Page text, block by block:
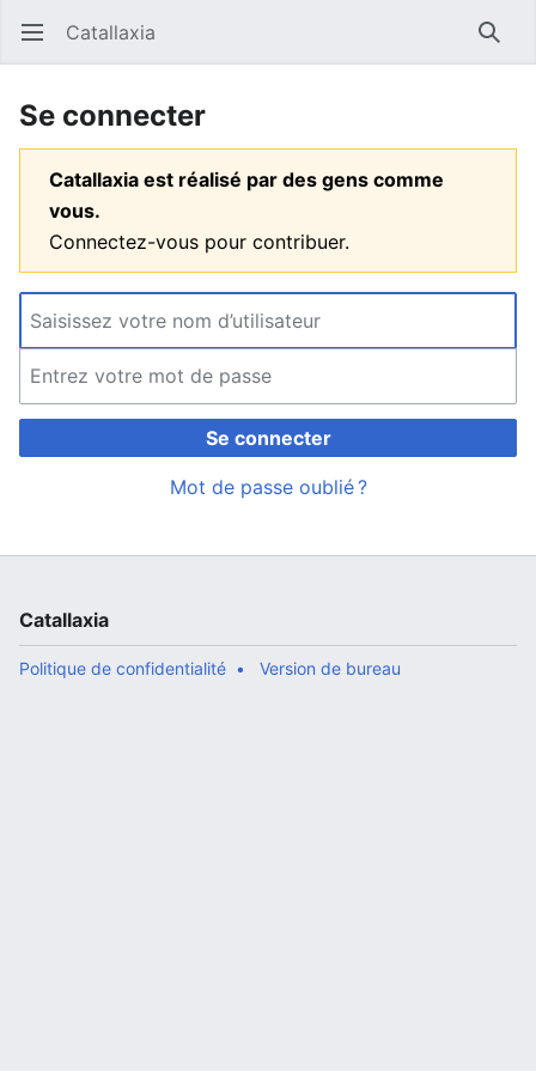
Ouvrir le menu principal Catallaxia
Se connecter
Catallaxia est réalisé par des gens comme
vous.
Connectez-vous pour contribuer.
Se connecter
Mot de passe oublié ?
Catallaxia
Politique de confidentialité Version de bureau